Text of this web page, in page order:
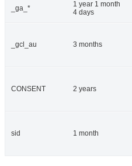
_ga_*
1 year 1 month
4 days
_gcl_au 3 months
CONSENT 2 years
sid 1 month